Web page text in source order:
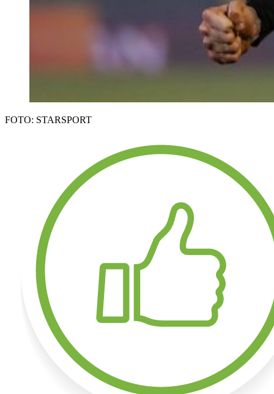
FOTO: STARSPORT